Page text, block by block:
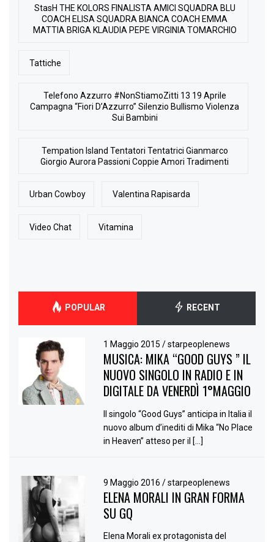
StasH THE KOLORS FINALISTA AMICI SQUADRA BLU
COACH ELISA SQUADRA BIANCA COACH EMMA
MATTIA BRIGA KLAUDIA PEPE VIRGINIA TOMARCHIO
Tattiche
Telefono Azzurro #NonStiamoZitti 13 19 Aprile
Campagna “Fiori D’Azzurro” Silenzio Bullismo Violenza
Sui Bambini
Tempation Island Tentatori Tentatrici Gianmarco
Giorgio Aurora Passioni Coppie Amori Tradimenti
Urban Cowboy Valentina Rapisarda
Video Chat Vitamina
POPULAR RECENT
1 Maggio 2015/ starpeoplenews
MUSICA: MIKA “GOOD GUYS ” IL
NUOVO SINGOLO IN RADIO E IN
DIGITALE DA VENERDÌ 1°MAGGIO
Il singolo “Good Guys” anticipa in Italia il
nuovo album d’inediti di Mika “No Place
in Heaven” atteso per il […]
9 Maggio 2016/ starpeoplenews
ELENA MORALI IN GRAN FORMA
SU GQ
Elena Morali ex protagonista del